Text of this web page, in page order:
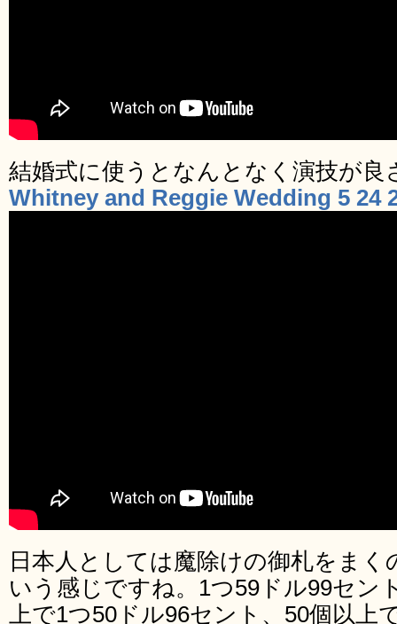
結婚式に使うとなんとなく演技が良
Whitney and Reggie Wedding 5 24
日本人としては魔除けの御札をま
いう感じですね。1つ59ドル99セン
上で1つ50ドル96セント、50個以上